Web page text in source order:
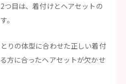
つ目は、着付けとヘアセットの
。
りの体型に合わせた正しい着付
方に合ったヘアセットが欠かせ